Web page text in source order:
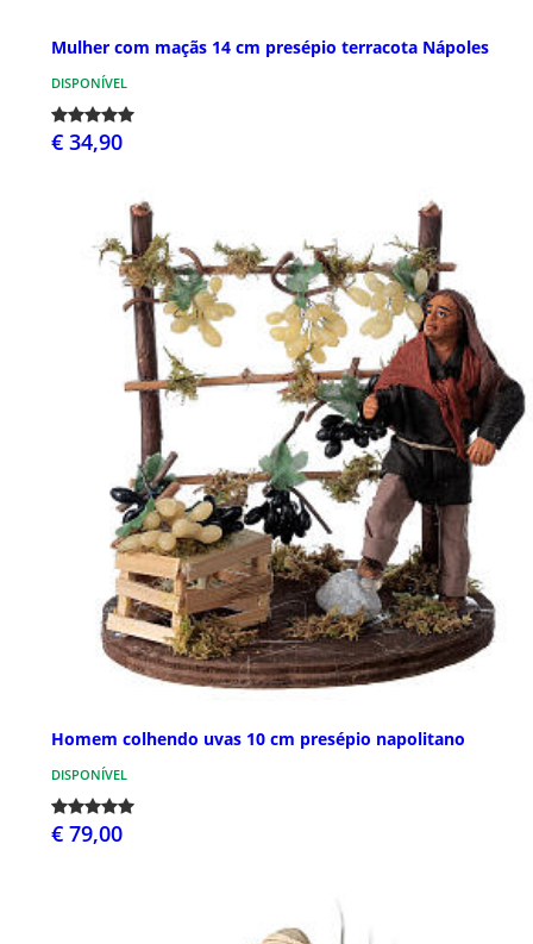
Mulher com maçãs 14 cm presépio terracota Nápoles
DISPONÍVEL
€ 34,90
Homem colhendo uvas 10 cm presépio napolitano
DISPONÍVEL
€ 79,00